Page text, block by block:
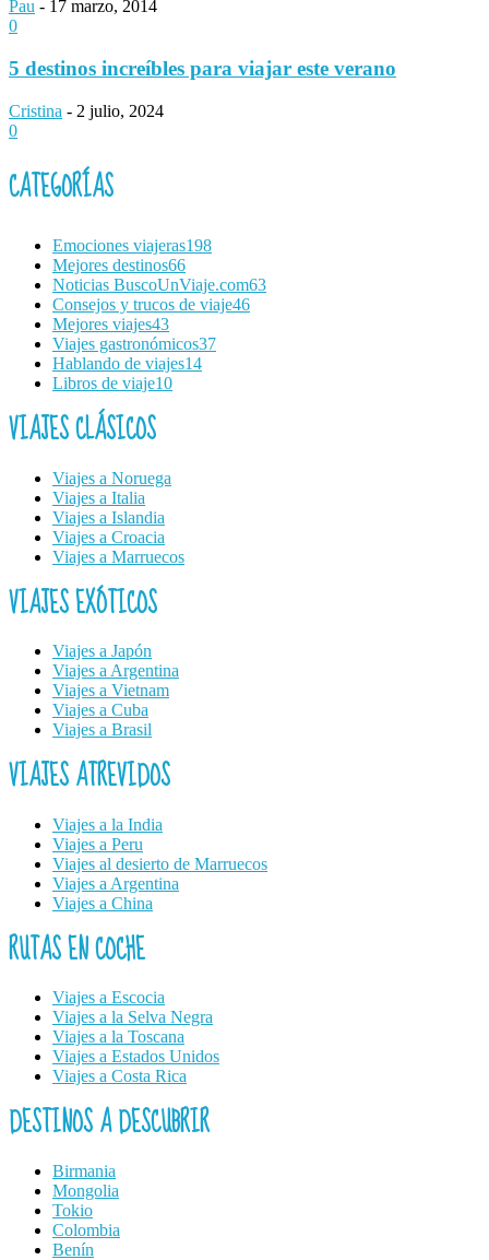
Pau - 17 marzo, 2014
0
5 destinos increíbles para viajar este verano
Cristina - 2 julio, 2024
0
CATEGORÍAS
Emociones viajeras198
Mejores destinos66
Noticias BuscoUnViaje.com63
Consejos y trucos de viaje46
Mejores viajes43
Viajes gastronómicos37
Hablando de viajes14
Libros de viaje10
VIAJES CLÁSICOS
Viajes a Noruega
Viajes a Italia
Viajes a Islandia
Viajes a Croacia
Viajes a Marruecos
VIAJES EXÓTICOS
Viajes a Japón
Viajes a Argentina
Viajes a Vietnam
Viajes a Cuba
Viajes a Brasil
VIAJES ATREVIDOS
Viajes a la India
Viajes a Peru
Viajes al desierto de Marruecos
Viajes a Argentina
Viajes a China
RUTAS EN COCHE
Viajes a Escocia
Viajes a la Selva Negra
Viajes a la Toscana
Viajes a Estados Unidos
Viajes a Costa Rica
DESTINOS A DESCUBRIR
Birmania
Mongolia
Tokio
Colombia
Benín